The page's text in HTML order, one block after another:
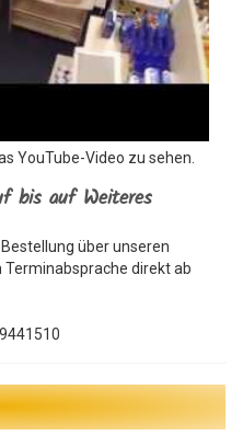
YouTube-Video zu sehen.
bis auf Weiteres
über unseren
direkt ab